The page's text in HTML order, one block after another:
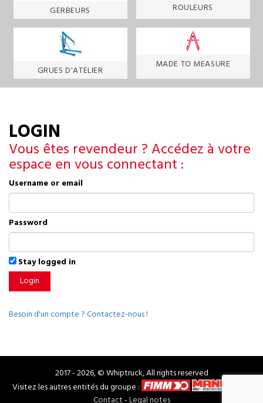
GERBEURS ROULEURS
GRUES D'ATELIER
MADE TO MEASURE
LOGIN
Vous êtes revendeur ? Accédez à votre
espace en vous connectant :
Username or email
Password
Stay logged in
Login
Besoin d'un compte ? Contactez-nous !
2017 - 2026, © Whiptruck, All rights reserved
Visitez les autres entités du groupe :